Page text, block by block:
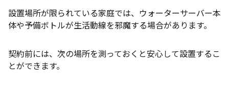
設置場所が限られている家庭では、ウォーターサーバー本
体や予備ボトルが生活動線を邪魔する場合があります。
契約前には、次の場所を測っておくと安心して設置するこ
とができます。